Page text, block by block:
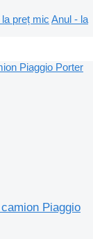
preț mic Anul - la
Piaggio